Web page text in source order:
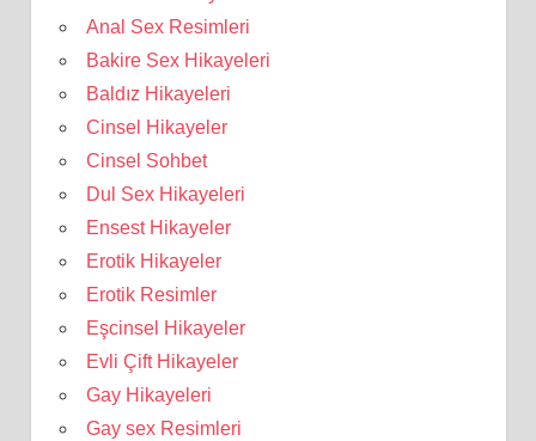
Anal Sex Resimleri
Bakire Sex Hikayeleri
Baldız Hikayeleri
Cinsel Hikayeler
Cinsel Sohbet
Dul Sex Hikayeleri
Ensest Hikayeler
Erotik Hikayeler
Erotik Resimler
Eşcinsel Hikayeler
Evli Çift Hikayeler
Gay Hikayeleri
Gay sex Resimleri